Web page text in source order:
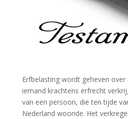
Erfbelasting wordt geheven
iemand krachtens erfrecht
van een persoon, die ten tijde
Nederland woonde. Het